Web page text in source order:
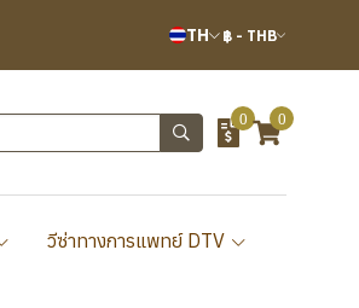
TH ฿ - THB
0 0
วีซ่าทางการแพทย์ DTV